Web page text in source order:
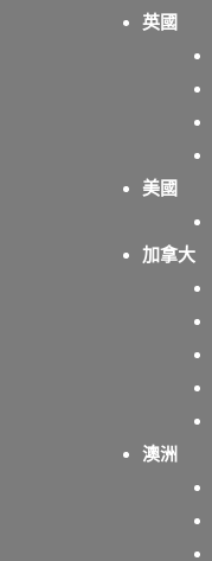
英國
美國
加拿大
澳洲